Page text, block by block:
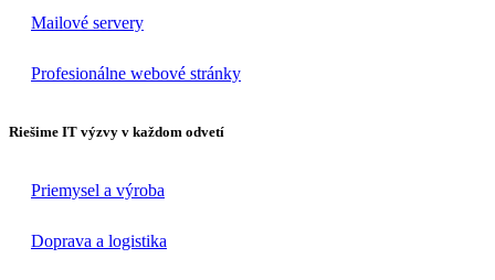
Mailové servery
Profesionálne webové stránky
Riešime IT výzvy v každom odvetí
Priemysel a výroba
Doprava a logistika